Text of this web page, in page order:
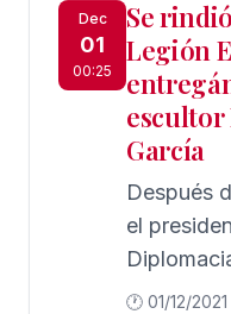
Dec
01
00:25
Se
Legión
escultor
García
Después
el presidente de la
🕐 01/12/